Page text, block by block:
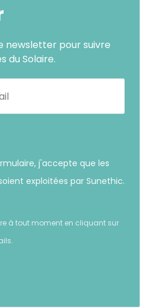
newsletter pour suivre
du Solaire.
j'accepte que les
exploitées par Sunethic.
à tout moment en cliquant sur